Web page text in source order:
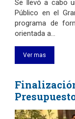
Se llevó a cabo
Público en el
programa de
orientada a…
Ver mas